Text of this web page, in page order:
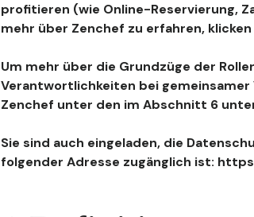
profitieren (wie Online-Reservierung,
mehr über Zenchef zu erfahren, klicken
Um mehr über die Grundzüge der
Verantwortlichkeiten bei
Zenchef unter den im Abschnitt 6
Sie sind auch eingeladen, die
folgender Adresse zugänglich ist: